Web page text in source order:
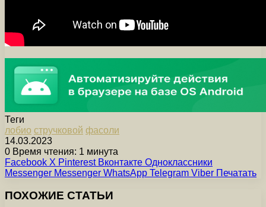
Теги
лобио стручковой фасоли
14.03.2023
0 Время чтения: 1 минута
Facebook X Pinterest Вконтакте Одноклассники
Messenger Messenger WhatsApp Telegram Viber Печатать
ПОХОЖИЕ СТАТЬИ